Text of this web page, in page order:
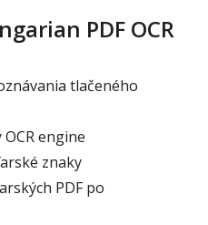
PDF OCR
tlačeného
engine
znaky
PDF po